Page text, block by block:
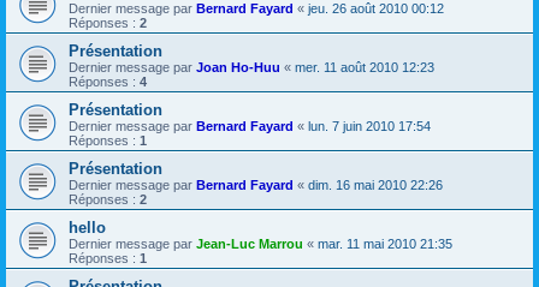
Dernier message par Bernard Fayard « jeu. 26 août 2010 00:12
Réponses : 2
Présentation
Dernier message par Joan Ho-Huu « mer. 11 août 2010 12:23
Réponses : 4
Présentation
Dernier message par Bernard Fayard « lun. 7 juin 2010 17:54
Réponses : 1
Présentation
Dernier message par Bernard Fayard « dim. 16 mai 2010 22:26
Réponses : 2
hello
Dernier message par Jean-Luc Marrou « mar. 11 mai 2010 21:35
Réponses : 1